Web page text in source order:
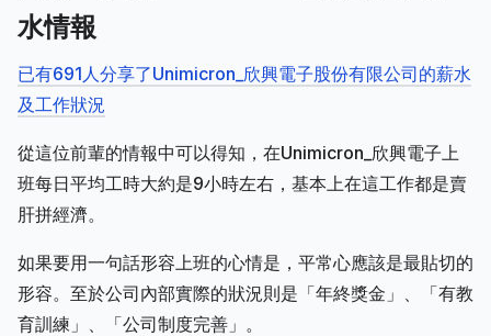
水情報
已有691人分享了Unimicron_欣興電子股份有限公司的薪水
及工作狀況
從這位前輩的情報中可以得知，在Unimicron_欣興電子上
班每日平均工時大約是9小時左右，基本上在這工作都是賣
肝拼經濟。
如果要用一句話形容上班的心情是，平常心應該是最貼切的
形容。至於公司內部實際的狀況則是「年終獎金」、「有教
育訓練」、「公司制度完善」。